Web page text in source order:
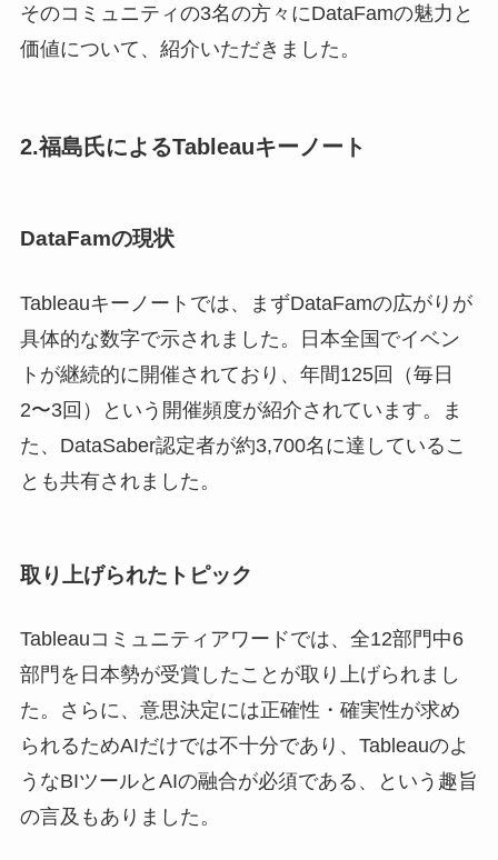
そのコミュニティの3名の方々にDataFamの魅力と
価値について、紹介いただきました。
2.福島氏によるTableauキーノート
DataFamの現状
Tableauキーノートでは、まずDataFamの広がりが
具体的な数字で示されました。日本全国でイベン
トが継続的に開催されており、年間125回（毎日
2〜3回）という開催頻度が紹介されています。ま
た、DataSaber認定者が約3,700名に達しているこ
とも共有されました。
取り上げられたトピック
Tableauコミュニティアワードでは、全12部門中6
部門を日本勢が受賞したことが取り上げられまし
た。さらに、意思決定には正確性・確実性が求め
られるためAIだけでは不十分であり、Tableauのよ
うなBIツールとAIの融合が必須である、という趣旨
の言及もありました。